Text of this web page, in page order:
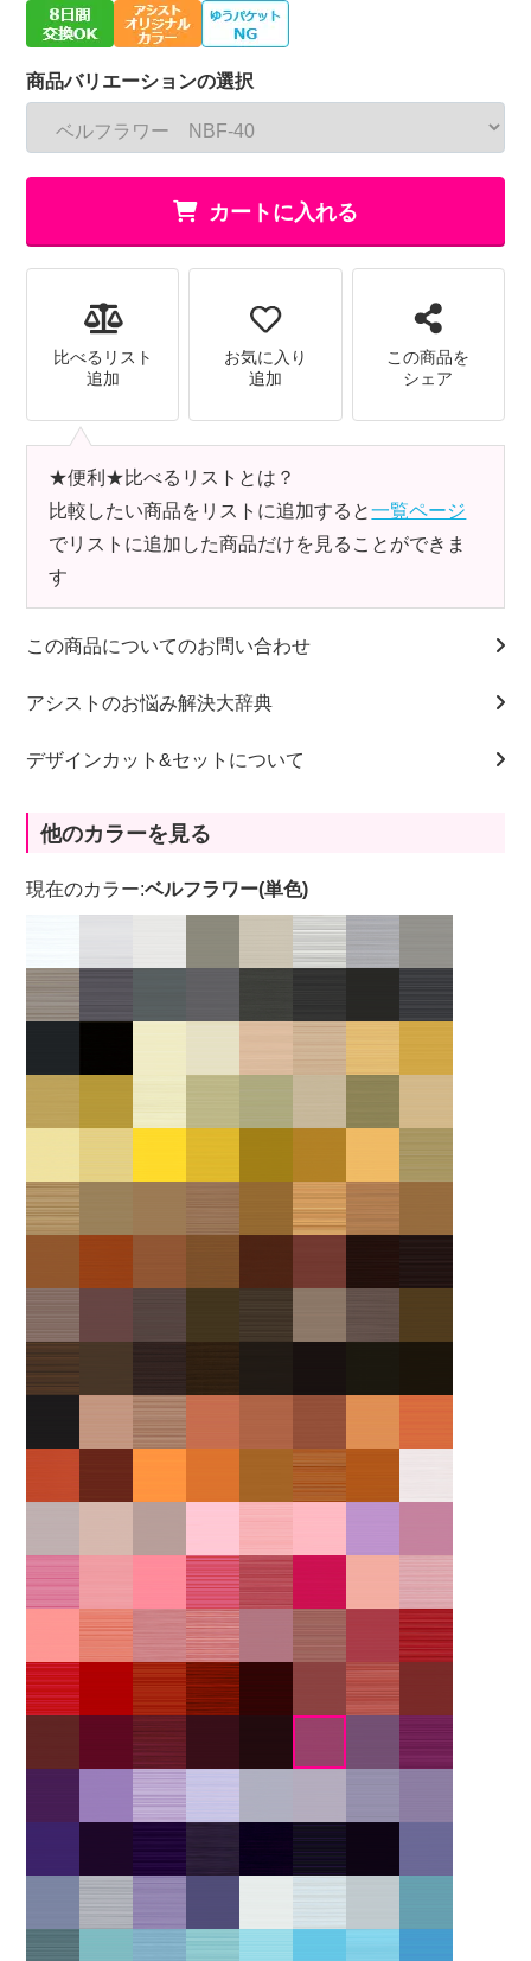
商品バリエーションの選択
カートに入れる
比べるリスト
追加
お気に入り
追加
この商品を
シェア
★便利★比べるリストとは？
比較したい商品をリストに追加すると一覧ページ
でリストに追加した商品だけを見ることができま
す
この商品についてのお問い合わせ
アシストのお悩み解決大辞典
デザインカット&セットについて
他のカラーを見る
現在のカラー:ベルフラワー(単色)